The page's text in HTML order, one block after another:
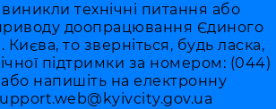
технічні питання або
доопрацювання Єдиного
то зверніться, будь ласка,
підтримки за номером: (044)
напишіть на електронну